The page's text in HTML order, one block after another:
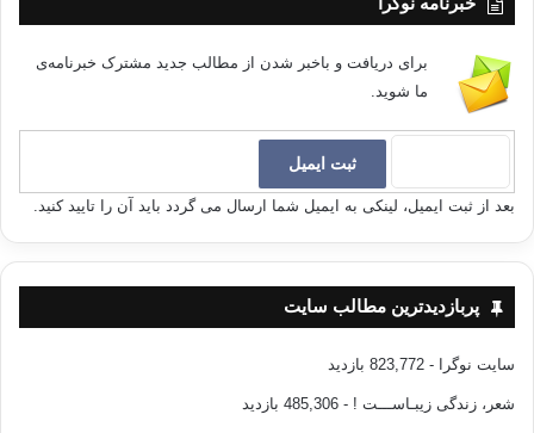
خبرنامه نوگرا
برای دریافت و باخبر شدن از مطالب جدید مشترک خبرنامه‌ی
ما شوید.
بعد از ثبت ایمیل، لینکی به ایمیل شما ارسال می گردد باید آن را تایید کنید.
پربازدیدترین مطالب سایت
سایت نوگرا - 823,772 بازدید
شعر، زندگی زیبـاســـت ! - 485,306 بازدید